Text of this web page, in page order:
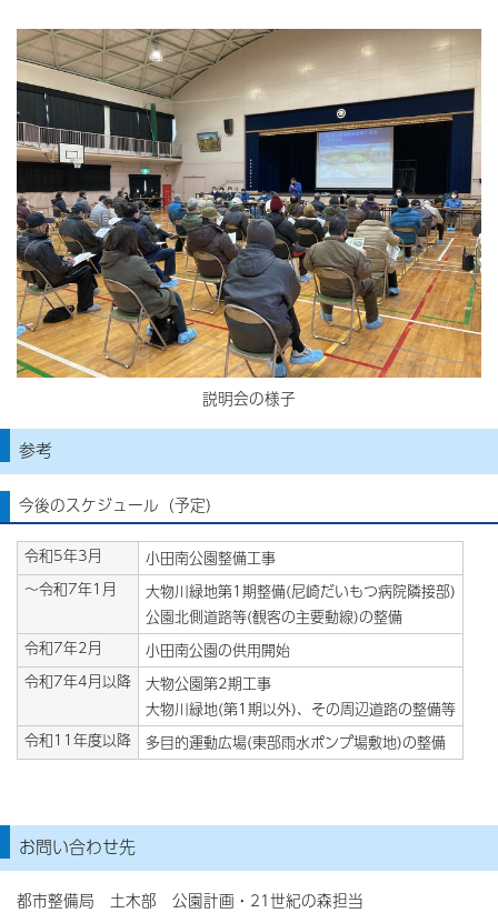
説明会の様子
参考
今後のスケジュール（予定）
令和5年3月
小田南公園整備工事
～令和7年1月
大物川緑地第1期整備(尼崎だいもつ病院隣接部)
公園北側道路等(観客の主要動線)の整備
令和7年2月
小田南公園の供用開始
令和7年4月以降
大物公園第2期工事
大物川緑地(第1期以外)、その周辺道路の整備等
令和11年度以降
多目的運動広場(東部雨水ポンプ場敷地)の整備
お問い合わせ先
都市整備局 土木部 公園計画・21世紀の森担当